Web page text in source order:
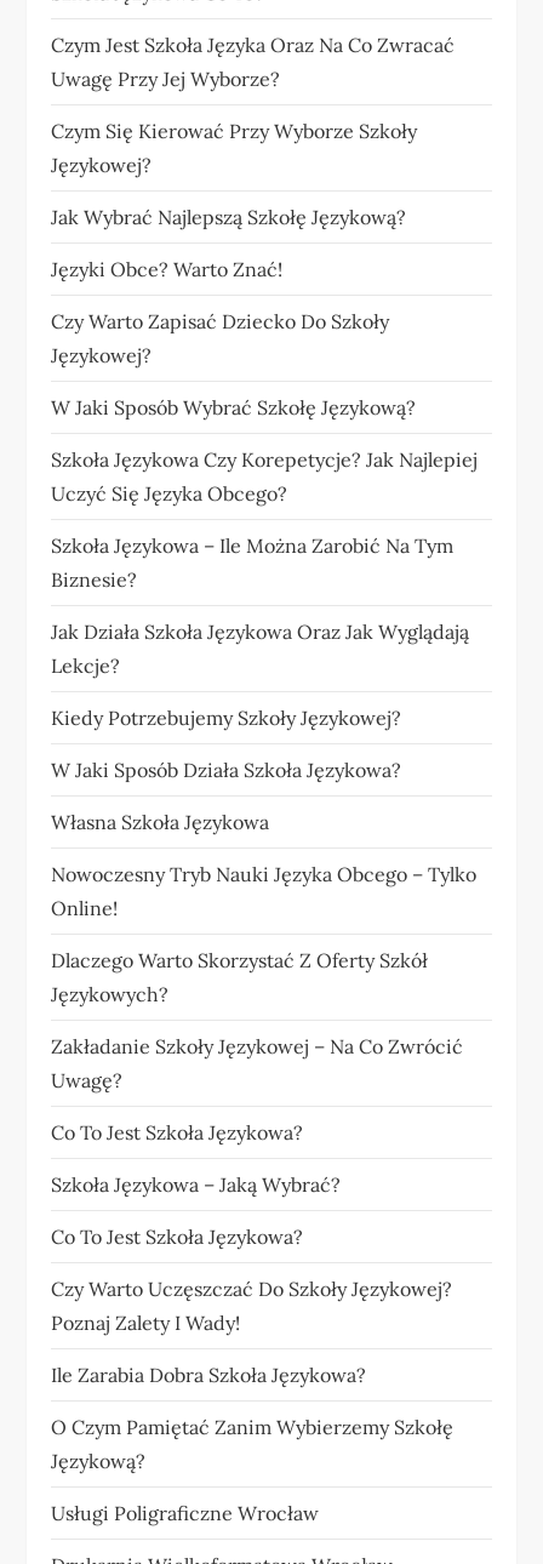
Czym Jest Szkoła Języka Oraz Na Co Zwracać
Uwagę Przy Jej Wyborze?
Czym Się Kierować Przy Wyborze Szkoły
Językowej?
Jak Wybrać Najlepszą Szkołę Językową?
Języki Obce? Warto Znać!
Czy Warto Zapisać Dziecko Do Szkoły
Językowej?
W Jaki Sposób Wybrać Szkołę Językową?
Szkoła Językowa Czy Korepetycje? Jak Najlepiej
Uczyć Się Języka Obcego?
Szkoła Językowa – Ile Można Zarobić Na Tym
Biznesie?
Jak Działa Szkoła Językowa Oraz Jak Wyglądają
Lekcje?
Kiedy Potrzebujemy Szkoły Językowej?
W Jaki Sposób Działa Szkoła Językowa?
Własna Szkoła Językowa
Nowoczesny Tryb Nauki Języka Obcego – Tylko
Online!
Dlaczego Warto Skorzystać Z Oferty Szkół
Językowych?
Zakładanie Szkoły Językowej – Na Co Zwrócić
Uwagę?
Co To Jest Szkoła Językowa?
Szkoła Językowa – Jaką Wybrać?
Co To Jest Szkoła Językowa?
Czy Warto Uczęszczać Do Szkoły Językowej?
Poznaj Zalety I Wady!
Ile Zarabia Dobra Szkoła Językowa?
O Czym Pamiętać Zanim Wybierzemy Szkołę
Językową?
Usługi Poligraficzne Wrocław